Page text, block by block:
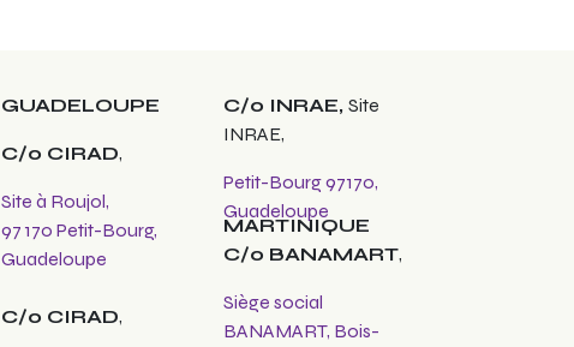
C/o INRAE, Site
INRAE,
Petit-Bourg 97170,
Guadeloupe
GUADELOUPE
C/o CIRAD,
Site à Roujol,
97 170 Petit-Bourg,
Guadeloupe
C/o CIRAD,
MARTINIQUE
C/o BANAMART,
Siège social
BANAMART, Bois-